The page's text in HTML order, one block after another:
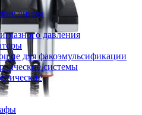
линзы
давления
для факоэмульсификации
системы